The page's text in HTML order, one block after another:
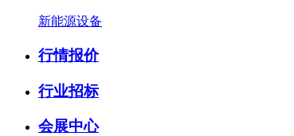
新能源设备
行情报价
行业招标
会展中心